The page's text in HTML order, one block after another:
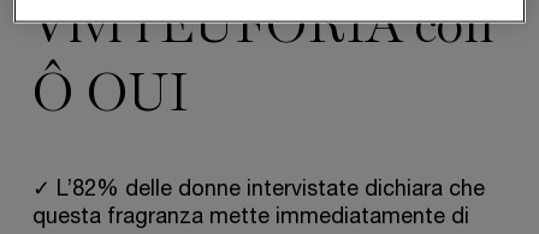
Vivi l'EUFORIA con
Ô OUI
✓ L’82% delle donne intervistate dichiara che
questa fragranza mette immediatamente di